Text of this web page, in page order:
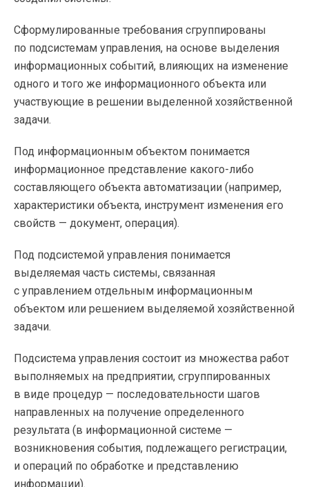
Сформулированные требования сгруппированы
по подсистемам управления, на основе выделения
информационных событий, влияющих на изменение
одного и того же информационного объекта или
участвующие в решении выделенной хозяйственной
задачи.
Под информационным объектом понимается
информационное представление какого-либо
составляющего объекта автоматизации (например,
характеристики объекта, инструмент изменения его
свойств — документ, операция).
Под подсистемой управления понимается
выделяемая часть системы, связанная
с управлением отдельным информационным
объектом или решением выделяемой хозяйственной
задачи.
Подсистема управления состоит из множества работ
выполняемых на предприятии, сгруппированных
в виде процедур — последовательности шагов
направленных на получение определенного
результата (в информационной системе —
возникновения события, подлежащего регистрации,
и операций по обработке и представлению
информации).